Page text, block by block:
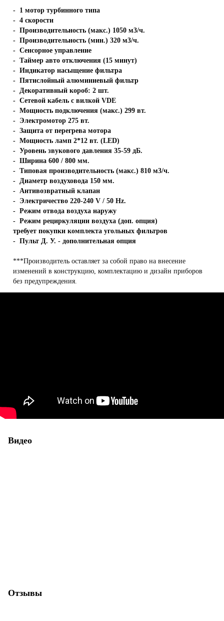
- 1 мотор турбинного типа
- 4 скорости
- Производительность (макс.) 1050 м3/ч.
- Производительность (мин.) 320 м3/ч.
- Сенсорное управление
- Таймер авто отключения (15 минут)
- Индикатор насыщение фильтра
- Пятислойный алюминиевый фильтр
- Декоративный короб: 2 шт.
- Сетевой кабель с вилкой VDE
- Мощность подключения (макс.) 299 вт.
- Электромотор 275 вт.
- Защита от перегрева мотора
- Мощность ламп 2*12 вт. (LED)
- Уровень звукового давления 35-59 дБ.
- Ширина 600 / 800 мм.
- Типовая производительность (макс.) 810 м3/ч.
- Диаметр воздуховода 150 мм.
- Антивозвратный клапан
- Электричество 220-240 V / 50 Hz.
- Режим отвода воздуха наружу
- Режим рециркуляции воздуха (доп. опция)
требует покупки комплекта угольных фильтров
- Пульт Д. У. - дополнительная опция
***Производитель оставляет за собой право на внесение
изменений в конструкцию, комплектацию и дизайн приборов
без предупреждения.
Видео
Отзывы